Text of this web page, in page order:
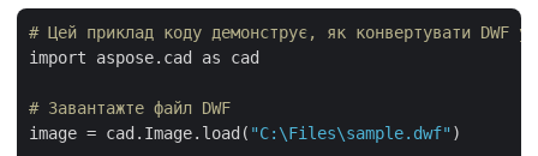
# Цей приклад коду демонструє, як конвертувати DWF у
import aspose.cad as cad
# Завантажте файл DWF
image = cad.Image.load( "C:\Files\sample.dwf" )